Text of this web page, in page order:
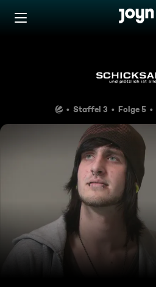
Zum Inhalt springen
Staffel 3 Folge 5